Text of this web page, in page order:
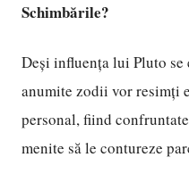
Schimbările?
Deși influența lui Pluto
anumite zodii vor resimți
personal, fiind
menite să le contureze